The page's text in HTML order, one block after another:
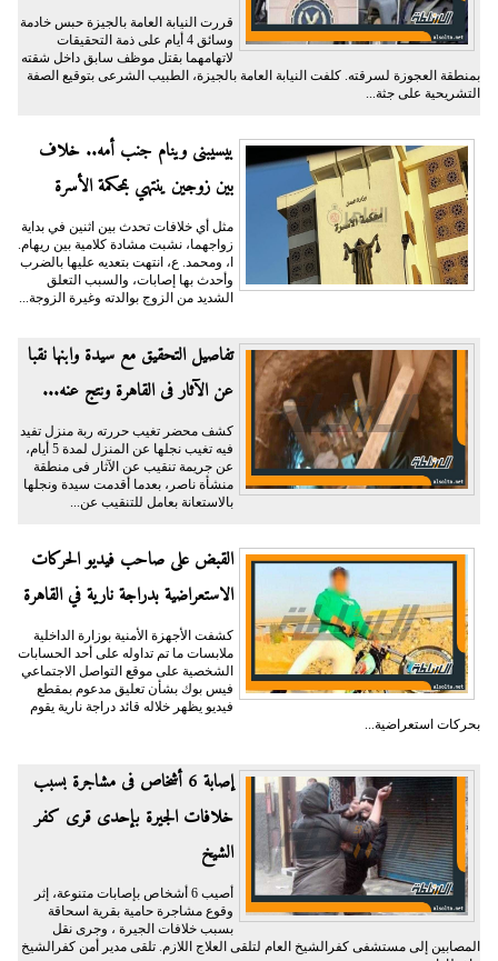
قررت النيابة العامة بالجيزة حبس خادمة
وسائق 4 أيام على ذمة التحقيقات
لاتهامهما بقتل موظف سابق داخل شقته
بمنطقة العجوزة لسرقته. كلفت النيابة العامة بالجيزة، الطبيب الشرعى بتوقيع الصفة
التشريحية على جثة...
بيسيبنى وينام جنب أمه.. خلاف
بين زوجين ينتهي بمحكمة الأسرة
مثل أي خلافات تحدث بين اثنين في بداية
زواجهما، نشبت مشادة كلامية بين ريهام.
ا، ومحمد. ع، انتهت بتعديه عليها بالضرب
وأحدث بها إصابات، والسبب التعلق
الشديد من الزوج بوالدته وغيرة الزوجة...
تفاصيل التحقيق مع سيدة وابنها نقبا
عن الآثار فى القاهرة ونتج عنه...
كشف محضر تغيب حررته ربة منزل تفيد
فيه تغيب نجلها عن المنزل لمدة 5 أيام،
عن جريمة تنقيب عن الآثار فى منطقة
منشأة ناصر، بعدما أقدمت سيدة ونجلها
بالاستعانة بعامل للتنقيب عن...
القبض على صاحب فيديو الحركات
الاستعراضية بدراجة نارية في القاهرة
كشفت الأجهزة الأمنية بوزارة الداخلية
ملابسات ما تم تداوله على أحد الحسابات
الشخصية على موقع التواصل الاجتماعي
فيس بوك بشأن تعليق مدعوم بمقطع
فيديو يظهر خلاله قائد دراجة نارية يقوم
بحركات استعراضية...
إصابة 6 أشخاص فى مشاجرة بسبب
خلافات الجيرة بإحدى قرى كفر
الشيخ
أصيب 6 أشخاص بإصابات متنوعة، إثر
وقوع مشاجرة حامية بقرية اسحاقة
بسبب خلافات الجيرة ، وجرى نقل
المصابين إلى مستشفى كفرالشيخ العام لتلقى العلاج اللازم. تلقى مدير أمن كفرالشيخ